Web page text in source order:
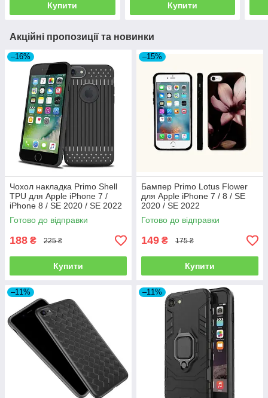
Купити Купити
Акційні пропозиції та новинки
–16%
Чохол накладка Primo Shell
TPU для Apple iPhone 7 /
iPhone 8 / SE 2020 / SE 2022
- Black
Готово до відправки
188 ₴ 225 ₴
Купити
–15%
Бампер Primo Lotus Flower
для Apple iPhone 7 / 8 / SE
2020 / SE 2022
Готово до відправки
149 ₴ 175 ₴
Купити
–11% –11%